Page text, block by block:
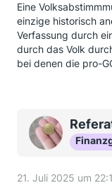
Eine
einzige historisch
Verfassung durch
durch das Volk
bei denen die pro-
21. Juli 2025 um